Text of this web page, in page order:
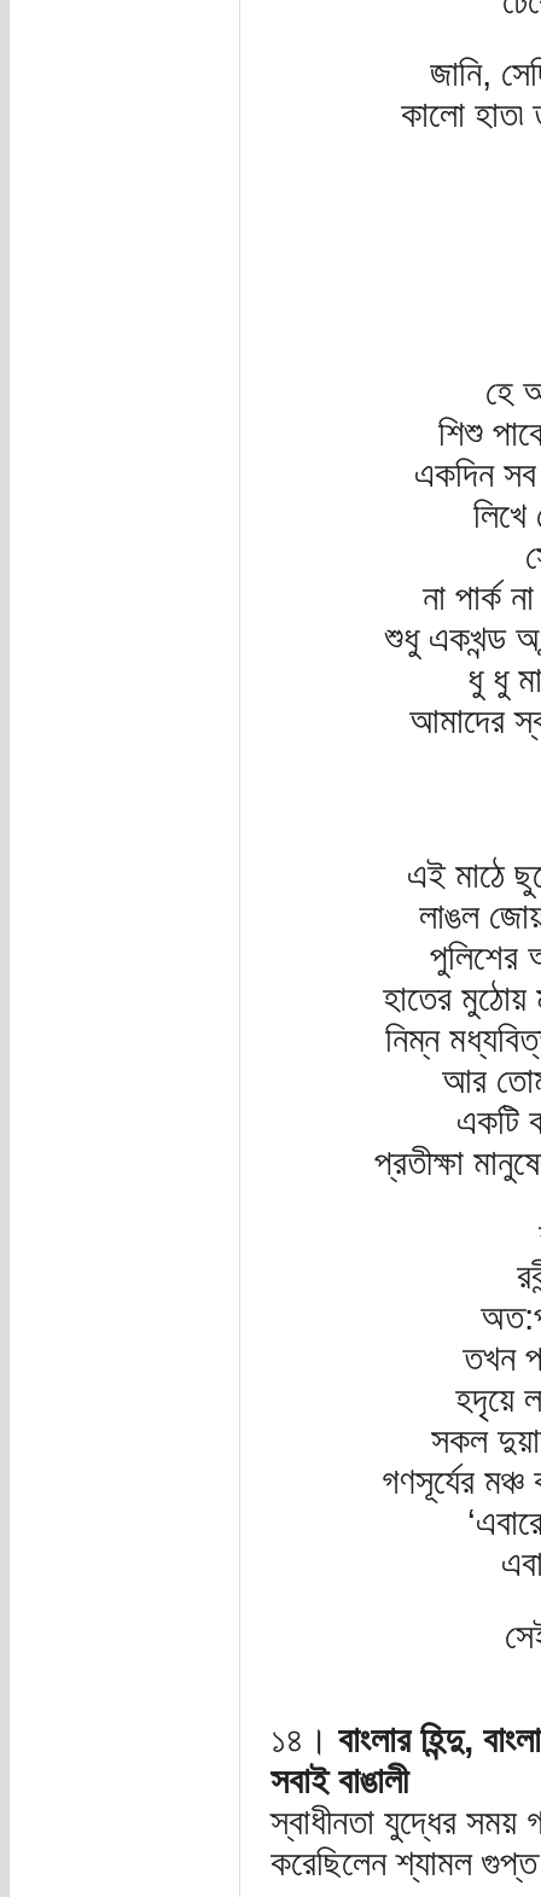
জানি,
কালো
হে
শিশু
একদিন সব
লিখে
না পার্ক
শুধু একখন্ড
ধু ধু
আমাদের
এই মাঠে
লাঙল
পুলিশের
হাতের
নিম্ন
আর
একটি
প্রতীক্ষা
তখন
হদৃয়ে
সকল
গণসূর্যের
১৪। বাংলার হিন্দু,
সবাই বাঙালী
স্বাধীনতা যুদ্ধের সময়
করেছিলেন শ্যামল